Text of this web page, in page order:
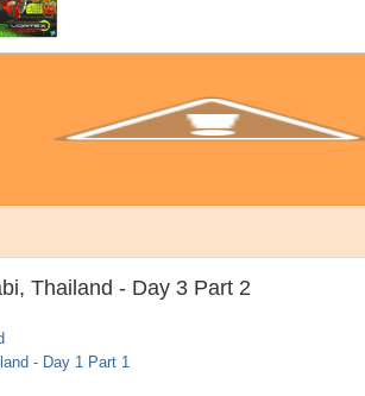
Thailand - Day 3 Part 2
- Day 1 Part 1